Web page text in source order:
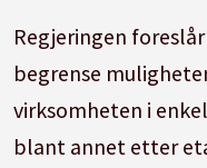
Regjeringen
begrense
virksomheten i
blant annet etter